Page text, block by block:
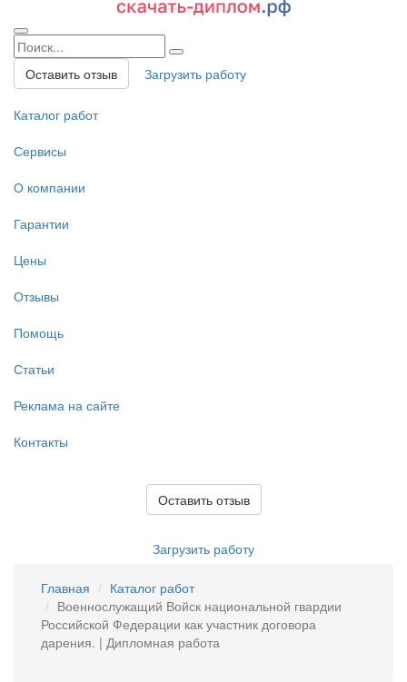
Оставить отзыв Загрузить работу
Каталог работ
Сервисы
О компании
Гарантии
Цены
Отзывы
Помощь
Статьи
Реклама на сайте
Контакты
Оставить отзыв
Загрузить работу
Главная
Каталог работ
Военнослужащий Войск национальной гвардии
Российской Федерации как участник договора
дарения. | Дипломная работа